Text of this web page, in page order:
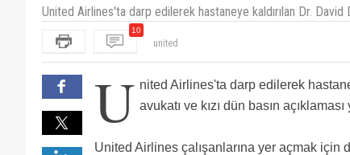
United Airlines'ta darp edilerek hastaneye kaldırılan Dr. David
10
Bir tarafta çalışanına yer açmak için bilet
yerini son dakikada yolcuya satıp personelinin
bilet geri ödemesiyle yapılan muameleyi
U nited Airlines'ta darp edilerek
avukatı ve kızı dün basın açıklaması
United Airlines çalışanlarına yer açmak için